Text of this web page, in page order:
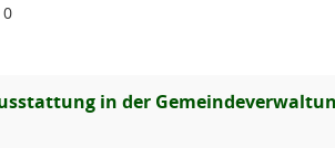
0
in der